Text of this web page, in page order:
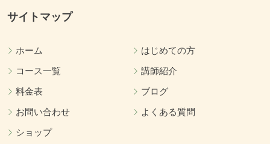
サイトマップ
ホーム
はじめての方
コース一覧
講師紹介
料金表
ブログ
お問い合わせ
よくある質問
ショップ